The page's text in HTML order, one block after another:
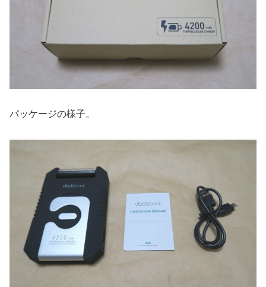
パッケージの様子。